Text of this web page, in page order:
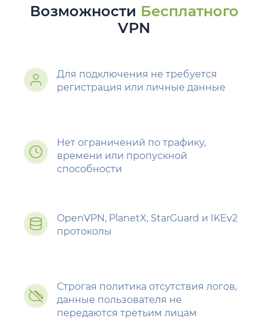
Возможности Бесплатного
VPN
Для подключения не требуется
регистрация или личные данные
Нет ограничений по трафику,
времени или пропускной
способности
OpenVPN, PlanetX, StarGuard и IKEv2
протоколы
Строгая политика отсутствия логов,
данные пользователя не
передаются третьим лицам